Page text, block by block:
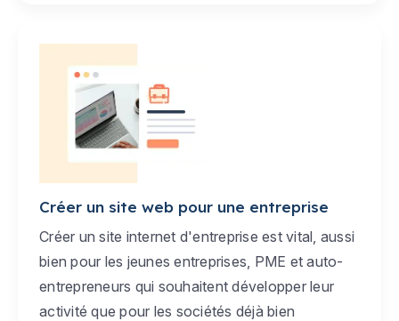
Créer un site web pour une entreprise
Créer un site internet d'entreprise est vital, aussi
bien pour les jeunes entreprises, PME et auto-
entrepreneurs qui souhaitent développer leur
activité que pour les sociétés déjà bien